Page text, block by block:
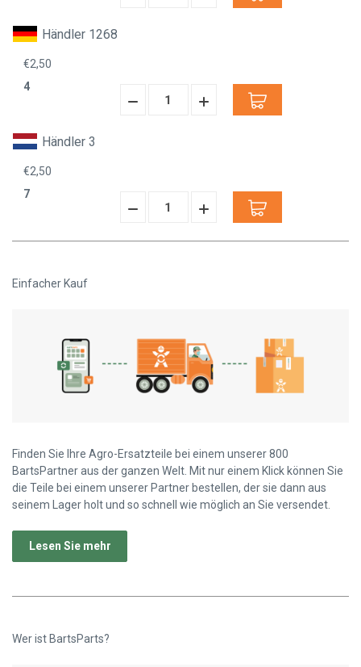
Händler 1268
€2,50
4
Menge
Menge
Händler 3
€2,50
7
Menge
verringern:
Menge
erhöhen:
Einfacher Kauf
Finden Sie Ihre Agro-Ersatzteile bei einem unserer 800
BartsPartner aus der ganzen Welt. Mit nur einem Klick können Sie
die Teile bei einem unserer Partner bestellen, der sie dann aus
seinem Lager holt und so schnell wie möglich an Sie versendet.
Lesen Sie mehr
Wer ist BartsParts?